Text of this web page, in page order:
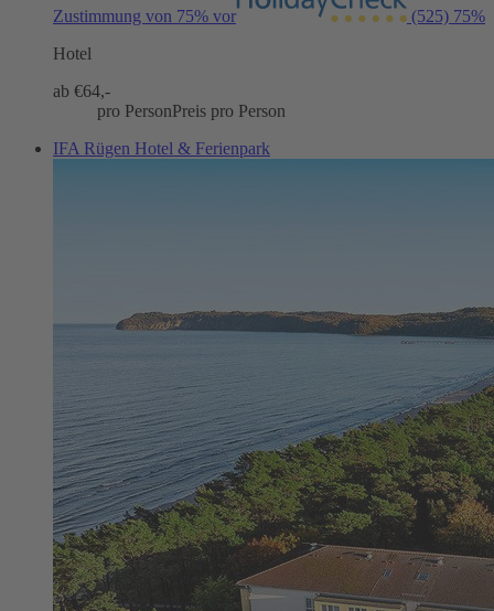
Zustimmung von 75% vor (525) 75%
Hotel
ab €64,-
pro PersonPreis pro Person
IFA Rügen Hotel & Ferienpark